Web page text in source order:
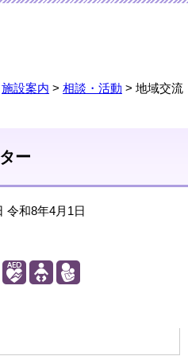
施設案内 > 相談・活動 > 地域交流
ー
和8年4月1日